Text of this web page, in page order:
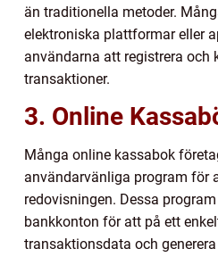
än traditionella metoder.
elektroniska plattformar eller
användarna att registrera och
transaktioner.
3. Online
Många online kassabok
användarvänliga program för
redovisningen. Dessa
bankkonton för att på ett
transaktionsdata och